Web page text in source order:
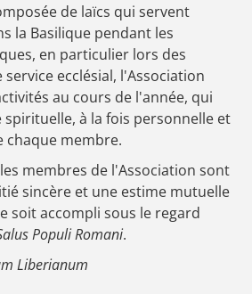
de laïcs qui servent
la Basilique pendant les
en particulier lors des
ecclésial, l'Association
au cours de l'année, qui
spirituelle, à la fois personnelle et
chaque membre.
membres de l'Association sont
sincère et une estime mutuelle
soit accompli sous le regard
Populi Romani.
Liberianum